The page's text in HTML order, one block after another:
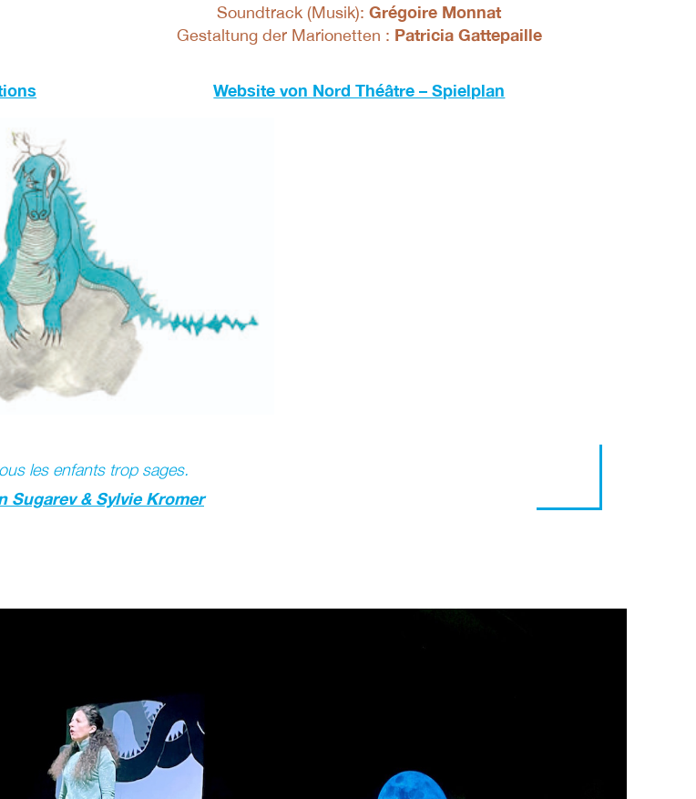
Soundtrack (Musik):Grégoire Monnat
Gestaltung der Marionetten : Patricia Gattepaille
Website von Nord Théâtre – Spielplan
les enfants trop sages.
Sugarev & Sylvie Kromer